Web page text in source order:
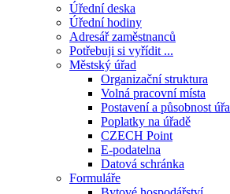
Úřední deska
Úřední hodiny
Adresář zaměstnanců
Potřebuji si vyřídit ...
Městský úřad
Organizační struktura
Volná pracovní místa
Postavení a působnost
Poplatky na úřadě
CZECH Point
E-podatelna
Datová schránka
Formuláře